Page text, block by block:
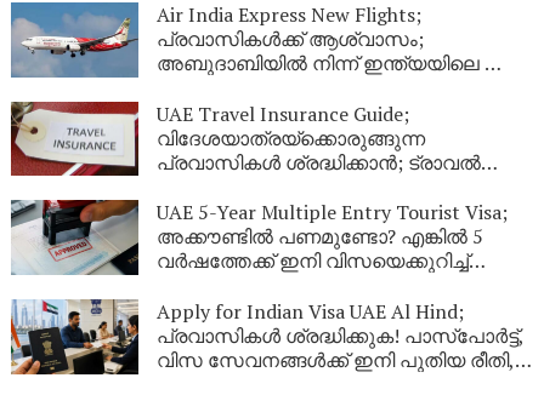
നിയമങ്ങൾ!
Air India Express New Flights;
പ്രവാസികൾക്ക് ആശ്വാസം;
അബുദാബിയിൽ നിന്ന് ഇന്ത്യയിലെ ഈ
സർവീസുകൾ
UAE Travel Insurance Guide;
വിദേശയാത്രയ്ക്കൊരുങ്ങുന്ന
പ്രവാസികൾ ശ്രദ്ധിക്കാൻ; ട്രാവൽ
കാര്യങ്ങൾ ഉറപ്പുവരുത്തുക
UAE 5-Year Multiple Entry Tourist Visa;
അക്കൗണ്ടിൽ പണമുണ്ടോ? എങ്കിൽ 5
വർഷത്തേക്ക് ഇനി വിസയെക്കുറിച്ച്
കിടിലൻ ഓഫർ പ്രവാസികൾ അറിയാതെ
പോകരുത്
Apply for Indian Visa UAE Al Hind;
പ്രവാസികൾ ശ്രദ്ധിക്കുക! പാസ്‌പോർട്ട്,
വിസ സേവനങ്ങൾക്ക് ഇനി പുതിയ രീതി,